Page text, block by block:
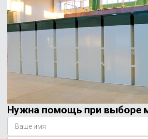
Нужна помощь при выборе